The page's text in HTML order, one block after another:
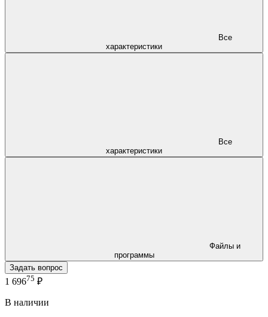
характеристики
характеристики
программы
Задать вопрос
1 69675 ₽
В наличии